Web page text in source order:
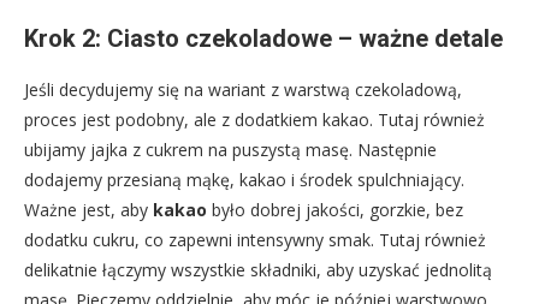
Krok 2: Ciasto czekoladowe – ważne detale
Jeśli decydujemy się na wariant z warstwą czekoladową,
proces jest podobny, ale z dodatkiem kakao. Tutaj również
ubijamy jajka z cukrem na puszystą masę. Następnie
dodajemy przesianą mąkę, kakao i środek spulchniający.
Ważne jest, aby kakao było dobrej jakości, gorzkie, bez
dodatku cukru, co zapewni intensywny smak. Tutaj również
delikatnie łączymy wszystkie składniki, aby uzyskać jednolitą